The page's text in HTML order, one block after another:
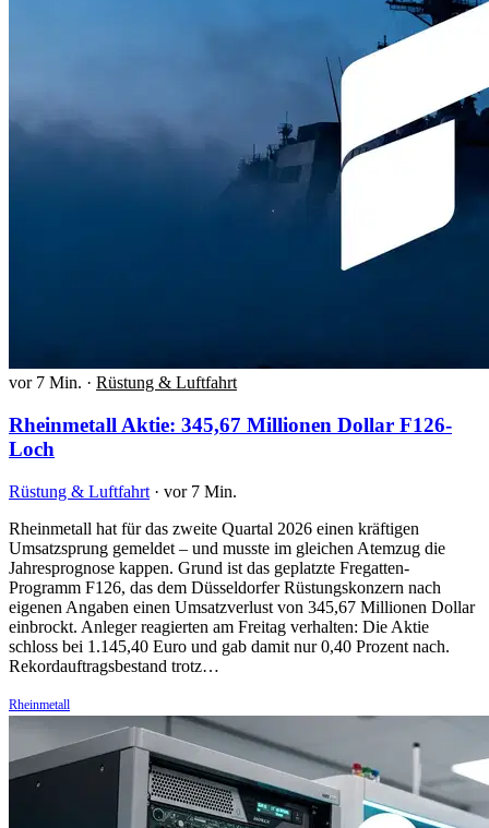
vor 7 Min. · Rüstung & Luftfahrt
Rheinmetall Aktie: 345,67 Millionen Dollar F126-
Loch
Rüstung & Luftfahrt · vor 7 Min.
Rheinmetall hat für das zweite Quartal 2026 einen kräftigen
Umsatzsprung gemeldet – und musste im gleichen Atemzug die
Jahresprognose kappen. Grund ist das geplatzte Fregatten-
Programm F126, das dem Düsseldorfer Rüstungskonzern nach
eigenen Angaben einen Umsatzverlust von 345,67 Millionen Dollar
einbrockt. Anleger reagierten am Freitag verhalten: Die Aktie
schloss bei 1.145,40 Euro und gab damit nur 0,40 Prozent nach.
Rekordauftragsbestand trotz…
Rheinmetall